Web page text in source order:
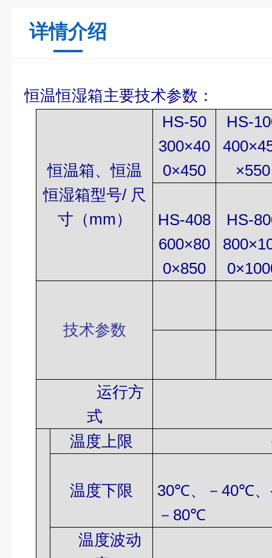
详情介绍
恒温恒湿箱主要技术参数 ：
恒温箱、恒温
恒湿箱型号/ 尺
寸（mm ）
HS-50
300×40
0×450
HS-
×550
HS-408
600×80
0×850
HS-
技术参数
运行方
式
温度上限 ＋100℃/
温度下限
30℃、－40℃、
－ 80℃
温度波动